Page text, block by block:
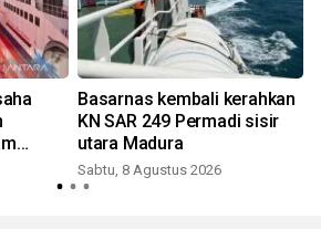
Basarnas kembali kerahkan
KN SAR 249 Permadi sisir
utara Madura
Sabtu, 8 Agustus 2026